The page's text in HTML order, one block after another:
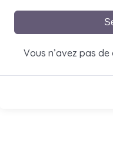
Vous n’avez pas de